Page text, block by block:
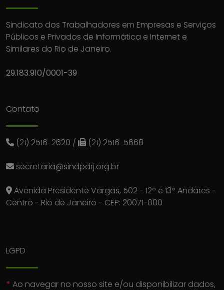
Sindicato dos Trabalhadores em Empresas e Serviços
Públicos e Privados de Informática e Internet e
Similares do Rio de Janeiro.
29.183.910/0001-39
Contato
(21) 2516-2620 / (21) 2516-5668
secretaria@sindpdrj.org.br
Avenida Presidente Vargas, 502 - 12º e 13º Andares -
Centro - Rio de Janeiro - CEP: 20071-000
LGPD
* Ao navegar no nosso site e/ou disponibilizar dados,